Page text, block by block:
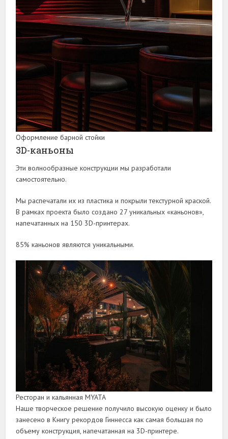
Оформление барной стойки
3D-каньоны
Эти волнообразные конструкции мы разработали
самостоятельно.
Мы распечатали их из пластика и покрыли текстурной краской.
В рамках проекта было создано 27 уникальных «каньонов»,
напечатанных на 150 3D-принтерах.
85% каньонов являются уникальными.
Ресторан и кальянная MYATA
Наше творческое решение получило высокую оценку и было
занесено в Книгу рекордов Гиннесса как самая большая по
объему конструкция, напечатанная на 3D-принтере.